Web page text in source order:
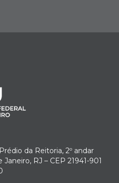
da Reitoria, 2º andar
RJ – CEP 21941-901